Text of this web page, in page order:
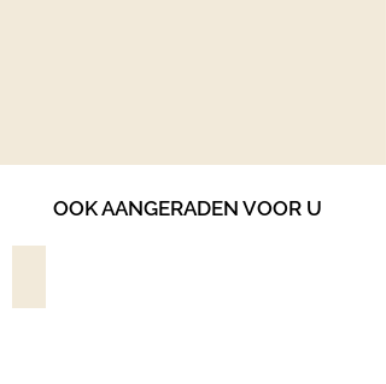
OOK AANGERADEN VOOR U